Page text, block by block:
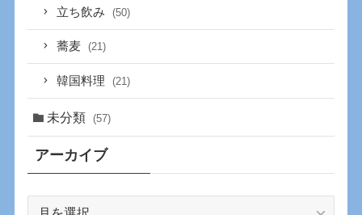
立ち飲み (50)
蕎麦 (21)
韓国料理 (21)
未分類 (57)
アーカイブ